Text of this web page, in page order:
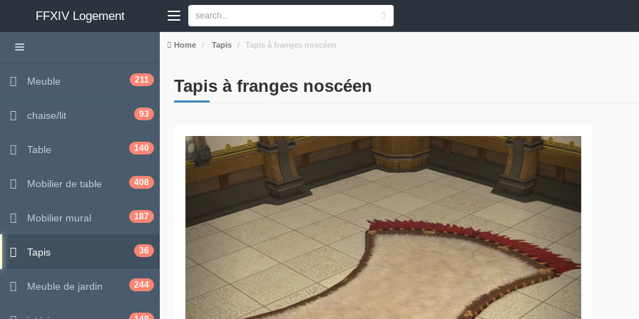
FFXIV Logement
Home Tapis Tapis à franges noscéen
Tapis à franges noscéen
Meuble 211
chaise/lit 93
Table 140
Mobilier de table 408
Mobilier mural 187
Tapis 36
Meuble de jardin 244